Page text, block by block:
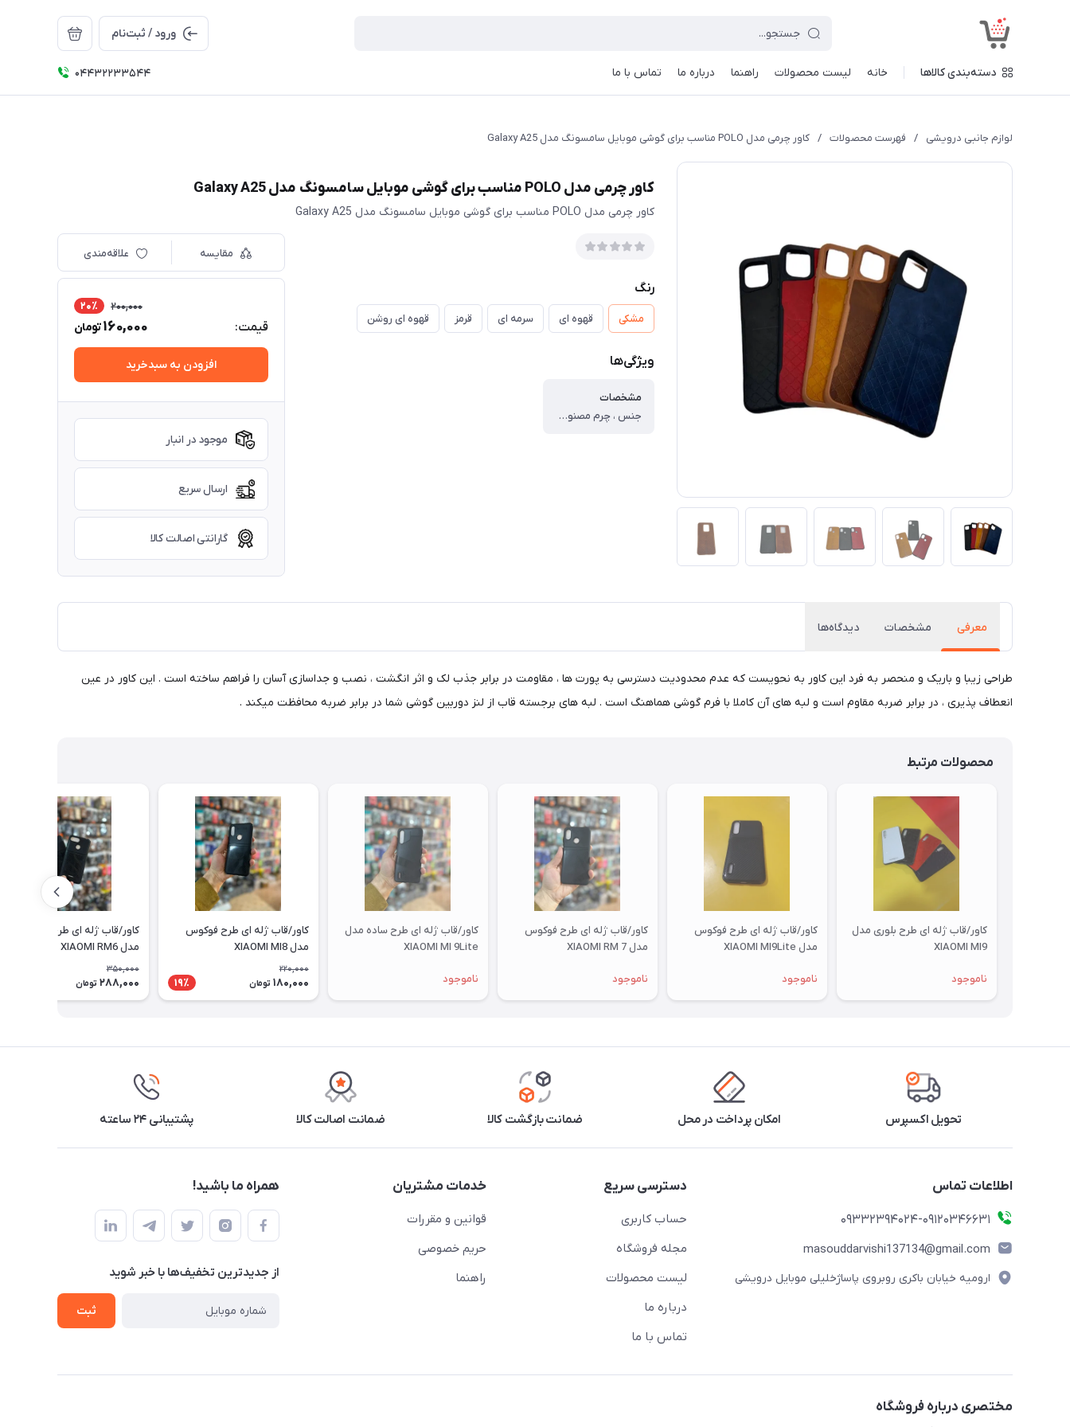
ورود / ثبت‌نام
دسته‌بندی کالاها خانه لیست محصولات راهنما درباره ما تماس با ما 04432233544
لوازم جانبی درویشی / فهرست محصولات / کاور چرمی مدل POLO مناسب برای گوشی موبایل سامسونگ مدل Galaxy A25
کاور چرمی مدل POLO مناسب برای گوشی موبایل سامسونگ مدل Galaxy A25
کاور چرمی مدل POLO مناسب برای گوشی موبایل سامسونگ مدل Galaxy A25
رنگ
مشکی قهوه ای سرمه ای قرمز قهوه ای روشن
ویژگی‌ها
مشخصات
جنس ، چرم مصنوعی ، وزن ، ۲۰ گرم ، سازگار با گوشی موبایل ، Samsung Galaxy A11/M11 ، ساختار ، مات ، سطح پوشش ، قاب پشتی ، لبه بالایی ، لبه پایینی ، لبه چپ ، لبه راست ، حفاظت از دکمه‌ها
مقایسه علاقه‌مندی
قیمت:
200,000 20٪
160,000تومان
افزودن به سبدخرید
موجود در انبار
ارسال سریع
گارانتی اصالت کالا
معرفی مشخصات دیدگاه‌ها
طراحی زیبا و باریک و منحصر به فرد این کاور به نحویست که عدم محدودیت دسترسی به پورت ها ، مقاومت در برابر جذب لک و اثر انگشت ، نصب و جداسازی آسان را فراهم ساخته است . این کاور در عین
انعطاف پذیری ، در برابر ضربه مقاوم است و لبه های آن کاملا با فرم گوشی هماهنگ است . لبه های برجسته قاب از لنز دوربین گوشی شما در برابر ضربه محافظت میکند .
محصولات مرتبط
کاور/قاب ژله ای طرح بلوری مدل
XIAOMI MI9
ناموجود
کاور/قاب ژله ای طرح فوکوس
مدل XIAOMI MI9Lite
ناموجود
کاور/قاب ژله ای طرح فوکوس
مدل XIAOMI RM 7
ناموجود
کاور/قاب ژله ای طرح ساده مدل
XIAOMI MI 9Lite
ناموجود
کاور/قاب ژله ای طرح فوکوس
مدل XIAOMI MI8
220,000
180,000 تومان 19٪
کاور/قاب ژله ای طرح فوکوس
مدل XIAOMI RM6
350,000
288,000 تومان
تحویل اکسپرس امکان پرداخت در محل ضمانت بازگشت کالا ضمانت اصالت کالا پشتیبانی ۲۴ ساعته
اطلاعات تماس
09332394024-09120346631
masouddarvishi137134@gmail.com
ارومیه خیابان باکری روبروی پاساژخلیلی موبایل درویشی
دسترسی سریع
حساب کاربری
مجله فروشگاه
لیست محصولات
درباره ما
تماس با ما
خدمات مشتریان
قوانین و مقررات
حریم خصوصی
راهنما
همراه ما باشید!
از جدید‌ترین تخفیف‌ها با‌ خبر شوید
ثبت
مختصری درباره فروشگاه